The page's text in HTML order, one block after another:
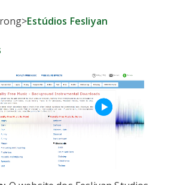
Estúdios Fesliyan